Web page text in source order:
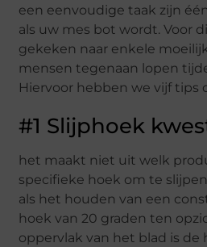
een eenvoudige taak zijn
als uw mes bot wordt. Voor
gekeken naar enkele
mensen tegenaan lopen
Hiervoor hebben we vijf tips
#1 Slijphoek
het maakt niet uit welk
specifieke hoek om te
als het houden van een
hoek van 20 graden ten
oppervlak van het blad is de